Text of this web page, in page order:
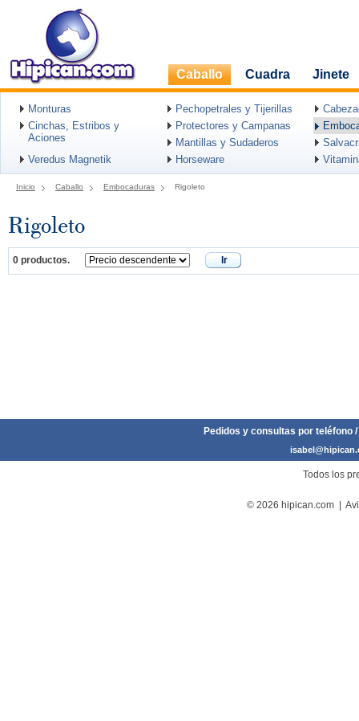
Caballo Cuadra Jinete
Monturas Pechopetrales y Tijerillas
Cinchas, Estribos y
Aciones
Protectores y Campanas
Mantillas y Sudaderos
Veredus Magnetik
Horseware
Inicio Caballo Embocaduras Rigoleto
Rigoleto
0 productos. Ir
Pedidos y consultas por teléfono
Todos los
© 2026 hipican.com |